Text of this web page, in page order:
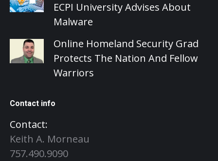
ECPI University Advises About
Malware
Online Homeland Security Grad
Protects The Nation And Fellow
Warriors
Contact info
Contact:
Keith A. Morneau
757.490.9090